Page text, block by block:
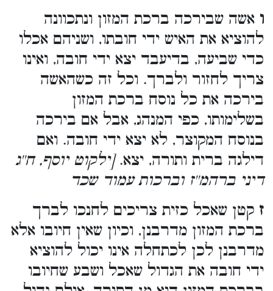
ו אשה שבירכה ברכת המזון ונתכוונה
להוציא את האיש ידי חובתו, ושניהם אכלו
כדי שביעה, בדיעבד יצא ידי חובה, ואינו
צריך לחזור ולברך. וכל זה כשהאשה
בירכה את כל נוסח ברכת המזון
בשלימותו, כפי המנהג, אבל אם בירכה
בנוסח המקוצר, לא יצא ידי חובה. ואם
דילגה ברית ותורה, יצא.[ילקוט יוסף, ח''ג
דיני ברהמ''ז וברכות עמוד שכד
ז קטן שאכל כזית צריכים לחנכו לברך
ברכת המזון מדרבנן, וכיון שאין חיובו אלא
מדרבנן לכן לכתחלה אינו יכול להוציא
ידי חובה את הגדול שאכל ושבע שחיובו